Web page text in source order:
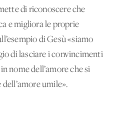
di riconoscere che
e migliora le proprie
di Gesù «siamo
di lasciare i convincimenti
nome dell’amore che si
dell’amore umile».